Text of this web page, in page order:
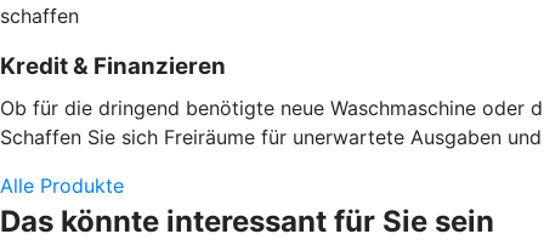
schaffen
Kredit & Finanzieren
Ob für die dringend benötigte neue Waschmaschine oder
Schaffen Sie sich Freiräume für unerwartete Ausgaben
Alle Produkte
Das könnte interessant für Sie sein